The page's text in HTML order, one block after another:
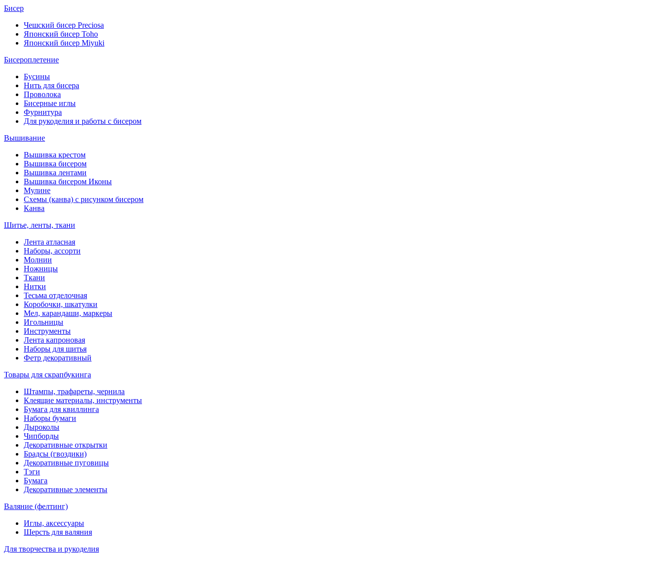
Бисер
Чешский бисер Preciosa
Японский бисер Toho
Японский бисер Miyuki
Бисероплетение
Бусины
Нить для бисера
Проволока
Бисерные иглы
Фурнитура
Для рукоделия и работы с бисером
Вышивание
Вышивка крестом
Вышивка бисером
Вышивка лентами
Вышивка бисером Иконы
Мулине
Схемы (канва) с рисунком бисером
Канва
Шитье, ленты, ткани
Лента атласная
Наборы, ассорти
Молнии
Ножницы
Ткани
Нитки
Тесьма отделочная
Коробочки, шкатулки
Мел, карандаши, маркеры
Игольницы
Инструменты
Лента капроновая
Наборы для шитья
Фетр декоративный
Товары для скрапбукинга
Штампы, трафареты, чернила
Клеящие материалы, инструменты
Бумага для квиллинга
Наборы бумаги
Дыроколы
Чипборды
Декоративные открытки
Брадсы (гвоздики)
Декоративные пуговицы
Тэги
Бумага
Декоративные элементы
Валяние (фелтинг)
Иглы, аксессуары
Шерсть для валяния
Для творчества и рукоделия